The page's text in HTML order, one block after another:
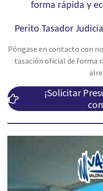
forma rápida y
Perito Tasador
Póngase en contacto con
tasación oficial de forma
¡Solicitar